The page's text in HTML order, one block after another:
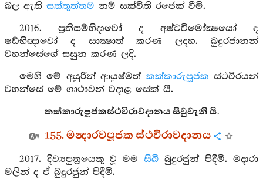
බල ඇති සත්තුත්තම නම් සක්විති රජෙක් වීමි.
2016. ප්‍රතිසම්භිදාවෝ ද අෂ්ටවිමෝක්‍ෂයෝ ද
ෂඩ්භිඥාවෝ ද සාක්‍ෂාත් කරණ ලදහ. බුදුරජානන්
වහන්සේගේ සසුන කරණ ලදි.
මෙහි මේ අයුරින් ආයුෂ්මත් කක්කාරුපූජක ස්ථවිරයන්
වහන්සේ මේ ගාථාවන් වදාළ සේක් යී.
කක්කාරුපූජකස්ථවිරාවදානය සිවුවැනි යි.
155. මන්‍දාරවපූජක ස්ථවිරාවදානය
2017. දිව්‍යපුත්‍රයෙකු වූ මමසිඛී බුදුරජුන් පිදීමි. මදාරා
මලින් ද ඒ බුදුරජුන් පිදීමි.